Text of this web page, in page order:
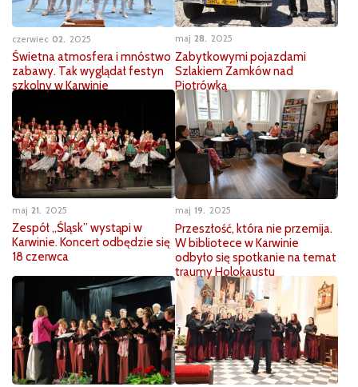
czerwiec 02 2025
Świetna atmosfera i mnóstwo
zabawy. Tak wyglądał festyn
szkolny w Karwinie
maj 28 2025
Zabytkowymi pojazdami
Szlakiem Zamków nad
Piotrówką
maj 21 2025
Zespół „Śląsk” wystąpi w
Karwinie. Koncert odbędzie się
18 czerwca
maj 19 2025
Przeszłość, która nie przemija.
W bibliotece w Karwinie
odbyło się spotkanie na temat
traumy Holokaustu